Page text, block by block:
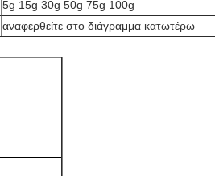
5g 15g 30g 50g 75g 100g
αναφερθείτε στο διάγραμμα κατωτέρω